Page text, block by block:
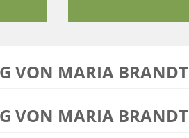
VON MARIA BRANDT
VON MARIA BRANDT